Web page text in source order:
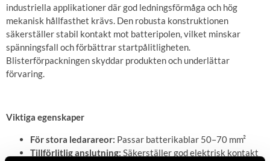
industriella applikationer där god ledningsförmåga och hög
mekanisk hållfasthet krävs. Den robusta konstruktionen
säkerställer stabil kontakt mot batteripolen, vilket minskar
spänningsfall och förbättrar startpålitligheten.
Blisterförpackningen skyddar produkten och underlättar
förvaring.
Viktiga egenskaper
För stora ledarareor: Passar batterikablar 50–70 mm²
Tillförlitlig anslutning: Säkerställer god elektrisk kontakt